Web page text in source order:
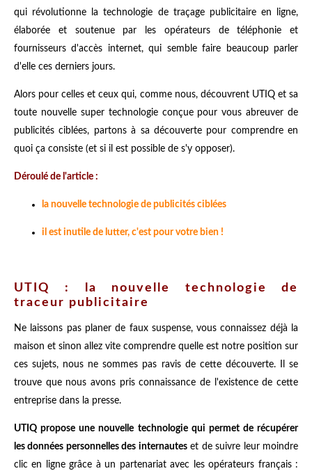
qui révolutionne la technologie de traçage publicitaire en ligne,
élaborée et soutenue par les opérateurs de téléphonie et
fournisseurs d'accès internet, qui semble faire beaucoup parler
d'elle ces derniers jours.
Alors pour celles et ceux qui, comme nous, découvrent UTIQ et sa
toute nouvelle super technologie conçue pour vous abreuver de
publicités ciblées, partons à sa découverte pour comprendre en
quoi ça consiste (et si il est possible de s'y opposer).
Déroulé de l'article :
la nouvelle technologie de publicités ciblées
il est inutile de lutter, c'est pour votre bien !
UTIQ : la nouvelle technologie de
traceur publicitaire
Ne laissons pas planer de faux suspense, vous connaissez déjà la
maison et sinon allez vite comprendre quelle est notre position sur
ces sujets, nous ne sommes pas ravis de cette découverte. Il se
trouve que nous avons pris connaissance de l'existence de cette
entreprise dans la presse.
UTIQ propose une nouvelle technologie qui permet de récupérer
les données personnelles des internauteset de suivre leur moindre
clic en ligne grâce à un partenariat avec les opérateurs français :